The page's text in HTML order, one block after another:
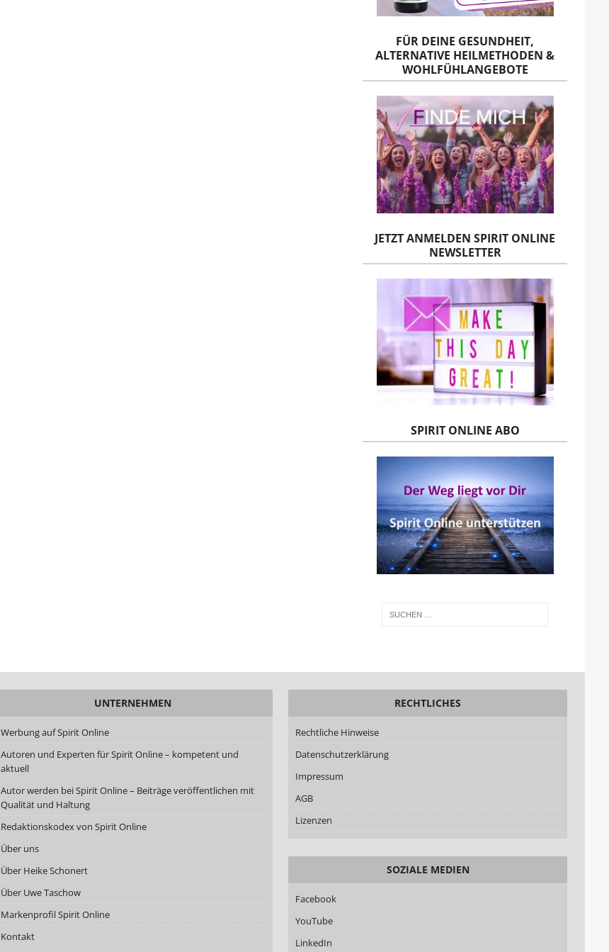
FÜR DEINE GESUNDHEIT,
ALTERNATIVE HEILMETHODEN &
WOHLFÜHLANGEBOTE
JETZT ANMELDEN SPIRIT ONLINE
NEWSLETTER
SPIRIT ONLINE ABO
UNTERNEHMEN
Werbung auf Spirit Online
Autoren und Experten für Spirit Online – kompetent und
aktuell
Autor werden bei Spirit Online – Beiträge veröffentlichen mit
Qualität und Haltung
Redaktionskodex von Spirit Online
Über uns
Über Heike Schonert
Über Uwe Taschow
Markenprofil Spirit Online
Kontakt
RECHTLICHES
Rechtliche Hinweise
Datenschutzerklärung
Impressum
AGB
Lizenzen
SOZIALE MEDIEN
Facebook
YouTube
LinkedIn